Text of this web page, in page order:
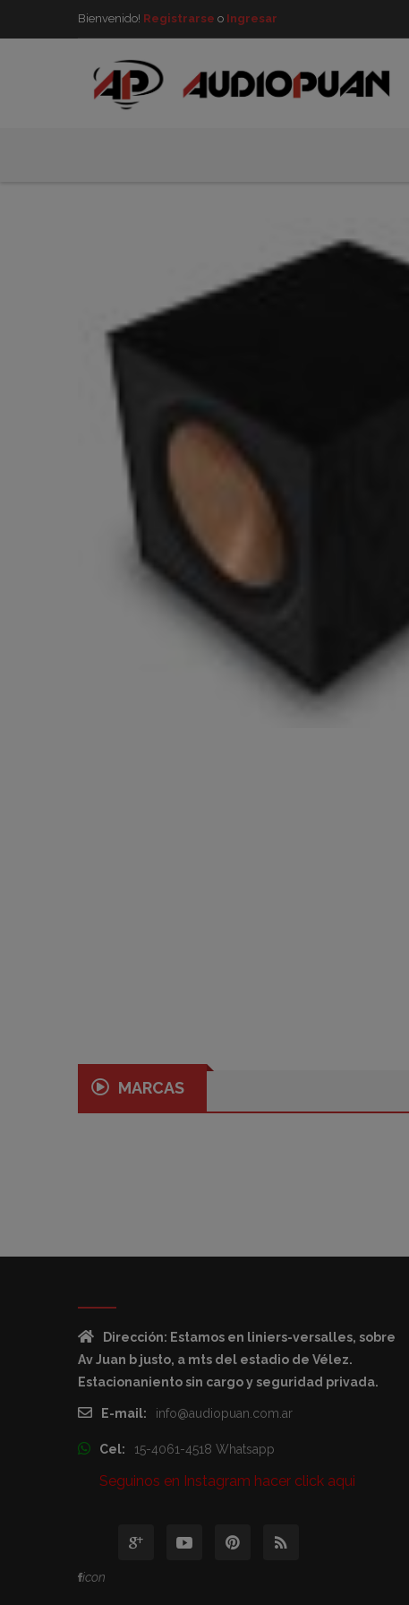
Bienvenido! Registrarse o Ingresar
MARCAS
Dirección: Estamos en liniers-versalles, sobre
Av Juan b justo, a mts del estadio de Vélez.
Estacionaniento sin cargo y seguridad privada.
E-mail: info@audiopuan.com.ar
Cel: 15-4061-4518 Whatsapp
Seguinos en Instagram hacer click aqui
icon